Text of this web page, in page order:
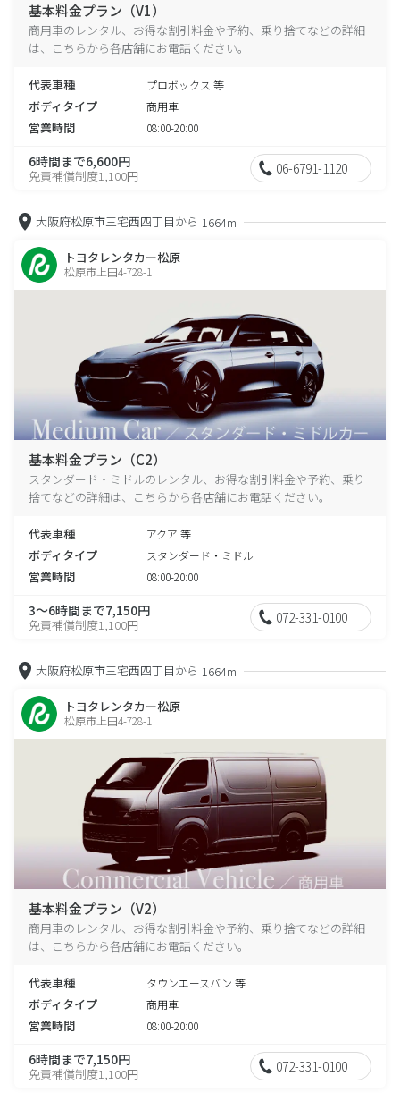
基本料金プラン（V1）
商用車のレンタル、お得な割引料金や予約、乗り捨てなどの詳細
は、こちらから各店舗にお電話ください。
代表車種 プロボックス 等
ボディタイプ 商用車
営業時間 08:00-20:00
6時間まで6,600円
免責補償制度1,100円 06-6791-1120
大阪府松原市三宅西四丁目から 1664m
トヨタレンタカー松原
松原市上田4-728-1
基本料金プラン（C2）
スタンダード・ミドルのレンタル、お得な割引料金や予約、乗り
捨てなどの詳細は、こちらから各店舗にお電話ください。
代表車種 アクア 等
ボディタイプ スタンダード・ミドル
営業時間 08:00-20:00
3～6時間まで7,150円
免責補償制度1,100円 072-331-0100
大阪府松原市三宅西四丁目から 1664m
トヨタレンタカー松原
松原市上田4-728-1
基本料金プラン（V2）
商用車のレンタル、お得な割引料金や予約、乗り捨てなどの詳細
は、こちらから各店舗にお電話ください。
代表車種 タウンエースバン 等
ボディタイプ 商用車
営業時間 08:00-20:00
6時間まで7,150円
免責補償制度1,100円 072-331-0100